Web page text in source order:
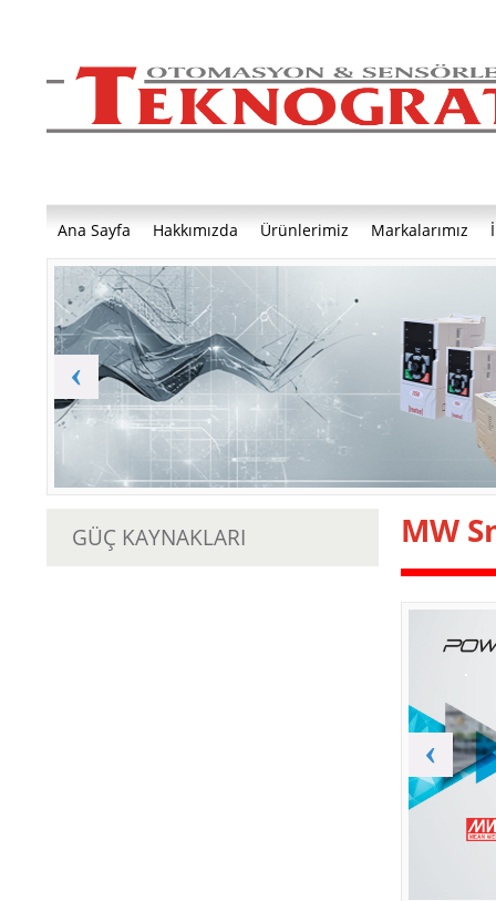
Ana Sayfa Hakkımızda Ürünlerimiz Markalarımız
‹
GÜÇ KAYNAKLARI MW
‹